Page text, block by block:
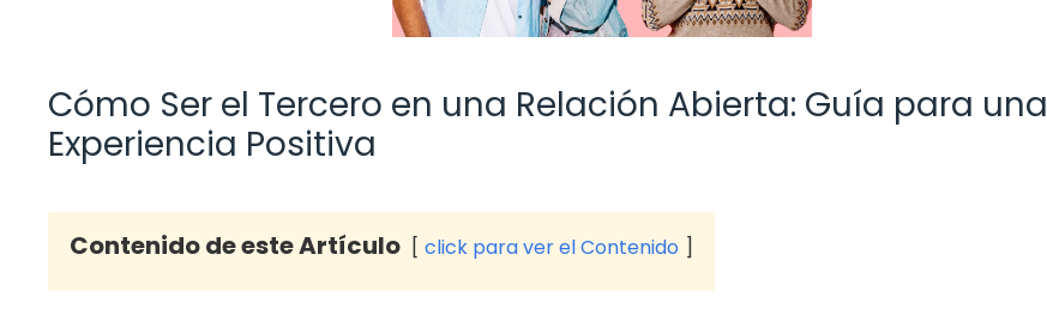
Cómo Ser el Tercero en una Relación Abierta: Guía para una
Experiencia Positiva
Contenido de este Artículo click para ver el Contenido